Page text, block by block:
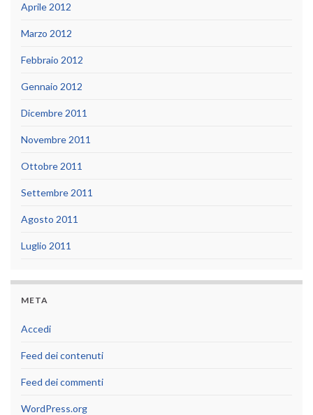
Aprile 2012
Marzo 2012
Febbraio 2012
Gennaio 2012
Dicembre 2011
Novembre 2011
Ottobre 2011
Settembre 2011
Agosto 2011
Luglio 2011
META
Accedi
Feed dei contenuti
Feed dei commenti
WordPress.org